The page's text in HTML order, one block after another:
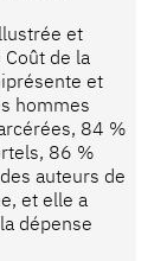
et
de la
et
hommes
84 %
86 %
auteurs de
et elle a
dépense